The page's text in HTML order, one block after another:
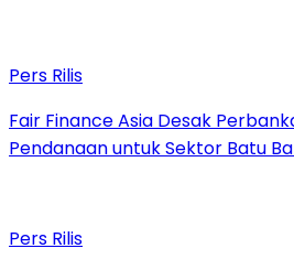
Pers Rilis
Fair Finance Asia Desak
Pendanaan untuk Sektor Batu
Pers Rilis